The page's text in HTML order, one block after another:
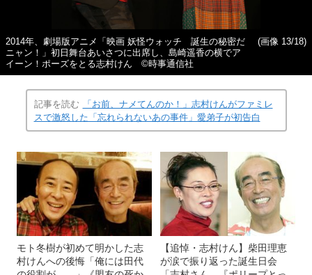
2014年、劇場版アニメ「映画 妖怪ウォッチ 誕生の秘密だ
ニャン！」初日舞台あいさつに出席し、島崎遥香の横でア
イーン！ポーズをとる志村けん ©時事通信社
(画像 13/18)
記事を読む
「お前、ナメてんのか！」志村けんがファミレ
スで激怒した「忘れられないあの事件」愛弟子が初告白
モト冬樹が初めて明かした志
村けんへの後悔「俺には田代
【追悼・志村けん】柴田理恵
が涙で振り返った誕生日会